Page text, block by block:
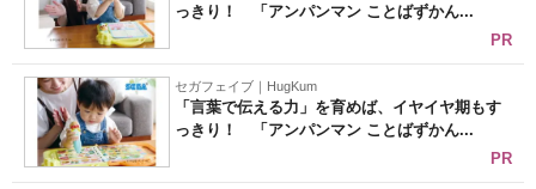
っきり！ 「アンパンマン ことばずかん...
PR
セガフェイブ｜HugKum
「言葉で伝える力」を育めば、イヤイヤ期もす
っきり！ 「アンパンマン ことばずかん...
PR